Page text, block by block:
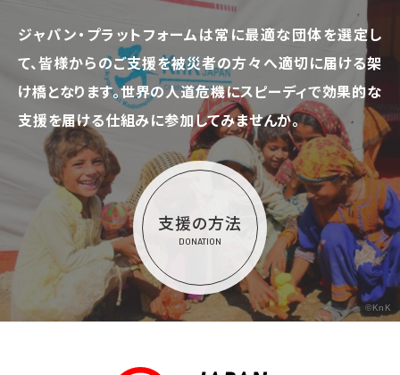
ジャパン・プラットフォームは常に最適な団体を選定し
て、皆様からのご支援を被災者の方々へ適切に届ける架
け橋となります。世界の人道危機にスピーディで効果的な
支援を届ける仕組みに参加してみませんか。
支援の方法
DONATION
©KnK